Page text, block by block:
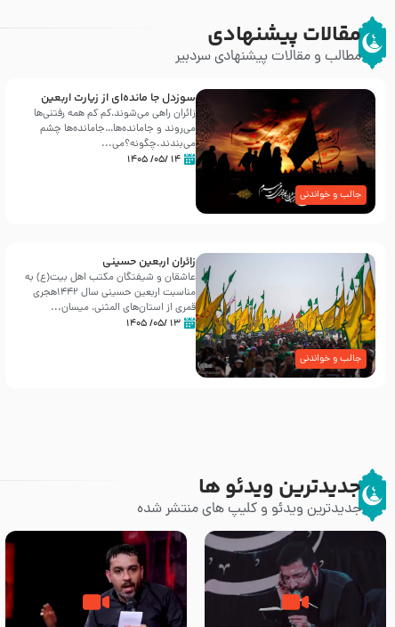
مقالات پیشنهادی
مطالب و مقالات پیشنهادی سردبیر
جالب و خواندنی
سوزدل جا مانده‌ای از زیارت اربعین
زائران راهی می‌شوند،کم‌ کم همه رفتنی‌ها
می‌روند و جامانده‌ها…جامانده‌ها چشم
می‌بندند.چگونه؟می‌...
۱۴ /۰۵/ ۱۴۰۵
جالب و خواندنی
زائران اربعین حسینی
عاشقان و شیفتگان مکتب اهل بیت(ع) به
مناسبت اربعین حسینی سال ۱۴۴۲هجری
قمری از استان‌های المثنی، میسان...
۱۳ /۰۵/ ۱۴۰۵
جدیدترین ویدئو ها
جدیدترین ویدئو و کلیپ های منتشر شده